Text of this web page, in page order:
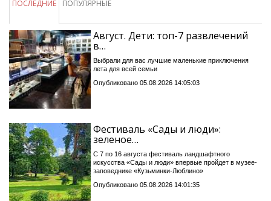
ПОСЛЕДНИЕ ПОПУЛЯРНЫЕ
Август. Дети: топ-7 развлечений
в…
Выбрали для вас лучшие маленькие приключения
лета для всей семьи
Опубликовано 05.08.2026 14:05:03
Фестиваль «Сады и люди»:
зеленое…
С 7 по 16 августа фестиваль ландшафтного
искусства «Сады и люди» впервые пройдет в музее-
заповеднике «Кузьминки-Люблино»
Опубликовано 05.08.2026 14:01:35